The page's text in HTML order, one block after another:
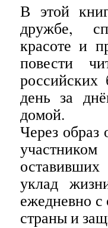
В этой
дружбе,
красоте и
повести
российских
день за
домой.
Через образ
уклад
ежедневно
страны и